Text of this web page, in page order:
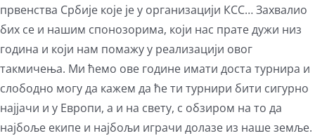
првенства Србије које је у организацији КСС… Захвалио
бих се и нашим спонозорима, који нас прате дужи низ
година и који нам помажу у реализацији овог
такмичења. Ми ћемо ове године имати доста турнира и
слободно могу да кажем да ће ти турнири бити сигурно
најјачи и у Европи, а и на свету, с обзиром на то да
најбоље екипе и најбољи играчи долазе из наше земље.